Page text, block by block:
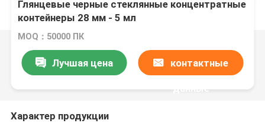
Глянцевые черные стеклянные концентратные
контейнеры 28 мм - 5 мл
MOQ：50000 ПК
Лучшая цена контактные
данные
Характер продукции